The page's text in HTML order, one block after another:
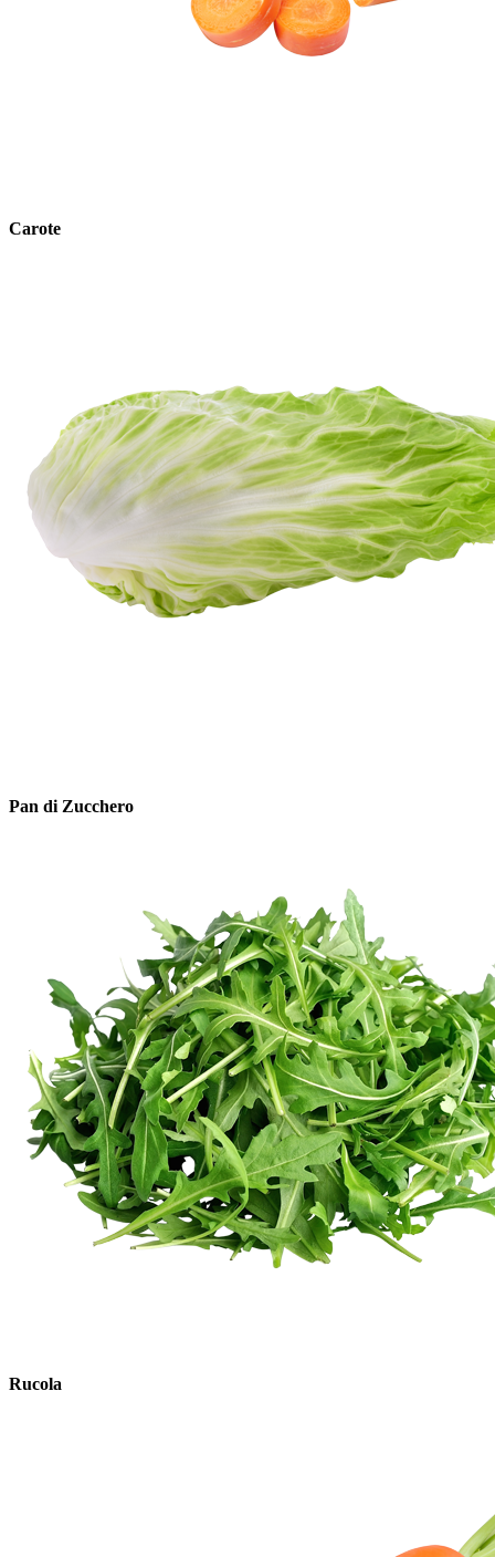
Carote
Pan di Zucchero
Rucola